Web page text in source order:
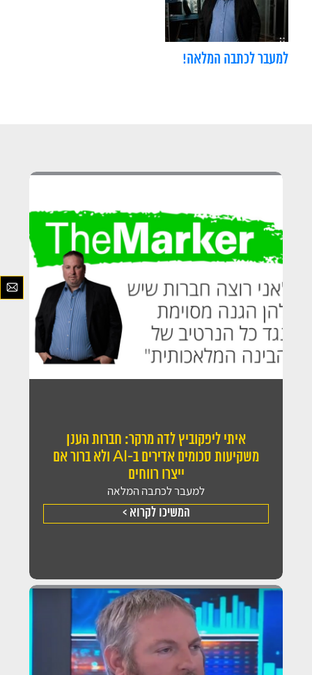
למעבר לכתבה המלאה!
איתי ליפקוביץ לדה מרקר: חברות הענן
משקיעות סכומים אדירים ב-AI ולא ברור אם
ייצרו רווחים
למעבר לכתבה המלאה
המשיכו לקרוא >